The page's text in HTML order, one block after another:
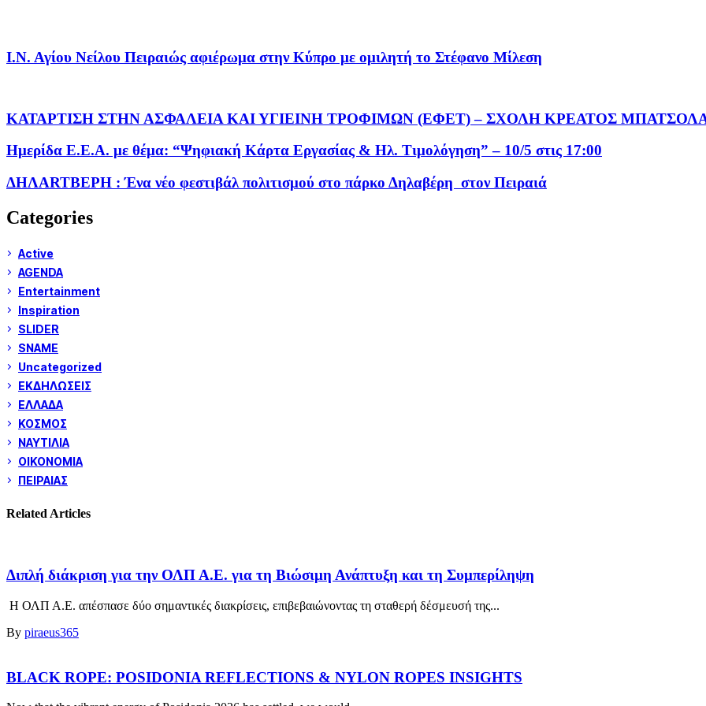
Ι.Ν. Αγίου Νείλου Πειραιώς αφιέρωμα στην Κύπρο με ομιλητή το Στέφανο Μίλεση
ΚΑΤΑΡΤΙΣΗ ΣΤΗΝ ΑΣΦΑΛΕΙΑ ΚΑΙ ΥΓΙΕΙΝΗ ΤΡΟΦΙΜΩΝ (ΕΦΕΤ) – ΣΧΟΛΗ ΚΡΕΑΤΟΣ
Ημερίδα Ε.Ε.Α. με θέμα: “Ψηφιακή Κάρτα Εργασίας & Ηλ. Τιμολόγηση” – 10/5 στις 17:00
ΔΗΛΑRTΒΕΡΗ : Ένα νέο φεστιβάλ πολιτισμού στο πάρκο Δηλαβέρη στον Πειραιά
Categories
Active
AGENDA
Entertainment
Inspiration
SLIDER
SNAME
Uncategorized
ΕΚΔΗΛΩΣΕΙΣ
ΕΛΛΑΔΑ
ΚΟΣΜΟΣ
ΝΑΥΤΙΛΙΑ
ΟΙΚΟΝΟΜΙΑ
ΠΕΙΡΑΙΑΣ
Related Articles
Διπλή διάκριση για την ΟΛΠ Α.Ε. για τη Βιώσιμη Ανάπτυξη και τη Συμπερίληψη
Η ΟΛΠ Α.Ε. απέσπασε δύο σημαντικές διακρίσεις, επιβεβαιώνοντας τη σταθερή δέσμευσή της...
By piraeus365
BLACK ROPE: POSIDONIA REFLECTIONS & NYLON ROPES INSIGHTS